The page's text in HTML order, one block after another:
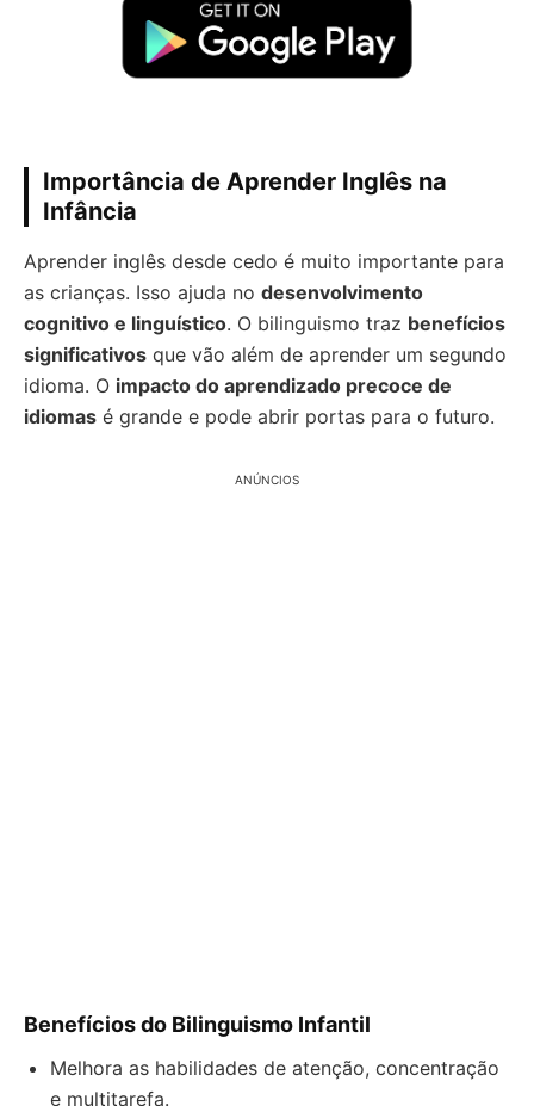
Importância de Aprender Inglês na
Infância
Aprender inglês desde cedo é muito importante para
as crianças. Isso ajuda no desenvolvimento
cognitivo e linguístico. O bilinguismo traz benefícios
significativos que vão além de aprender um segundo
idioma. O impacto do aprendizado precoce de
idiomas é grande e pode abrir portas para o futuro.
ANÚNCIOS
Benefícios do Bilinguismo Infantil
Melhora as habilidades de atenção, concentração
e multitarefa.